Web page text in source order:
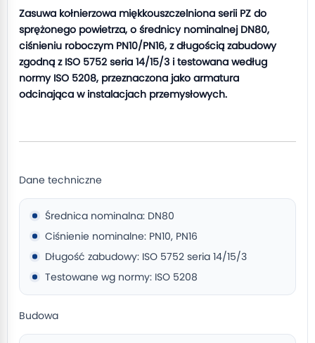
Zasuwa kołnierzowa miękkouszczelniona serii PZ do
sprężonego powietrza, o średnicy nominalnej DN80,
ciśnieniu roboczym PN10/PN16, z długością zabudowy
zgodną z ISO 5752 seria 14/15/3 i testowana według
normy ISO 5208, przeznaczona jako armatura
odcinająca w instalacjach przemysłowych.
Dane techniczne
Średnica nominalna: DN80
Ciśnienie nominalne: PN10, PN16
Długość zabudowy: ISO 5752 seria 14/15/3
Testowane wg normy: ISO 5208
Budowa